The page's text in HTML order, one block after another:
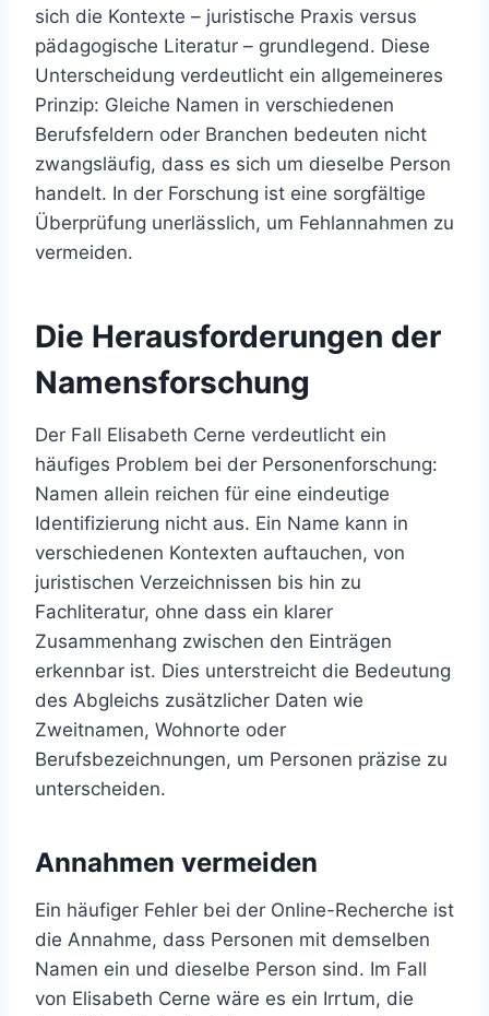
sich die Kontexte – juristische Praxis versus
pädagogische Literatur – grundlegend. Diese
Unterscheidung verdeutlicht ein allgemeineres
Prinzip: Gleiche Namen in verschiedenen
Berufsfeldern oder Branchen bedeuten nicht
zwangsläufig, dass es sich um dieselbe Person
handelt. In der Forschung ist eine sorgfältige
Überprüfung unerlässlich, um Fehlannahmen zu
vermeiden.
Die Herausforderungen der
Namensforschung
Der Fall Elisabeth Cerne verdeutlicht ein
häufiges Problem bei der Personenforschung:
Namen allein reichen für eine eindeutige
Identifizierung nicht aus. Ein Name kann in
verschiedenen Kontexten auftauchen, von
juristischen Verzeichnissen bis hin zu
Fachliteratur, ohne dass ein klarer
Zusammenhang zwischen den Einträgen
erkennbar ist. Dies unterstreicht die Bedeutung
des Abgleichs zusätzlicher Daten wie
Zweitnamen, Wohnorte oder
Berufsbezeichnungen, um Personen präzise zu
unterscheiden.
Annahmen vermeiden
Ein häufiger Fehler bei der Online-Recherche ist
die Annahme, dass Personen mit demselben
Namen ein und dieselbe Person sind. Im Fall
von Elisabeth Cerne wäre es ein Irrtum, die